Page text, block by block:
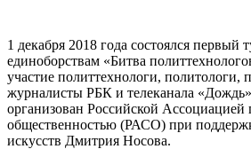
1 декабря 2018 года состоялся
единоборствам «Битва
участие политтехнологи, политологи,
журналисты РБК и телеканала
организован Российской Ассоциацией
общественностью (РАСО) при
искусств Дмитрия Носова.